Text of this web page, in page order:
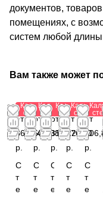
документов,
помещениях, с
систем любой
Вам также может
Калькулятор
стеллажей
от
866,64
р.
С
т
е
Калькулятор
стеллажей
от
607,38
р.
С
т
е
Калькулятор
стеллажей
от
311,22
р.
С
т
е
от 1
376,40
р.
С
т
е
от
р.
С
т
е